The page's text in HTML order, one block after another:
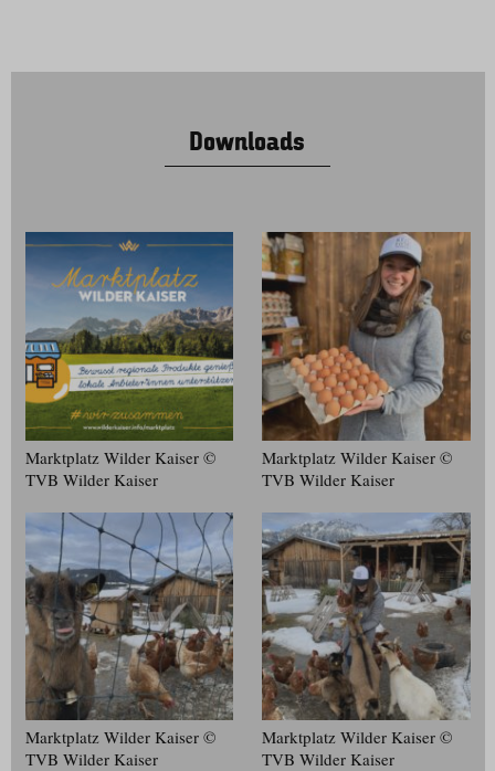
Downloads
Marktplatz Wilder Kaiser ©
TVB Wilder Kaiser
Marktplatz Wilder Kaiser ©
TVB Wilder Kaiser
Marktplatz Wilder Kaiser ©
TVB Wilder Kaiser
Marktplatz Wilder Kaiser ©
TVB Wilder Kaiser